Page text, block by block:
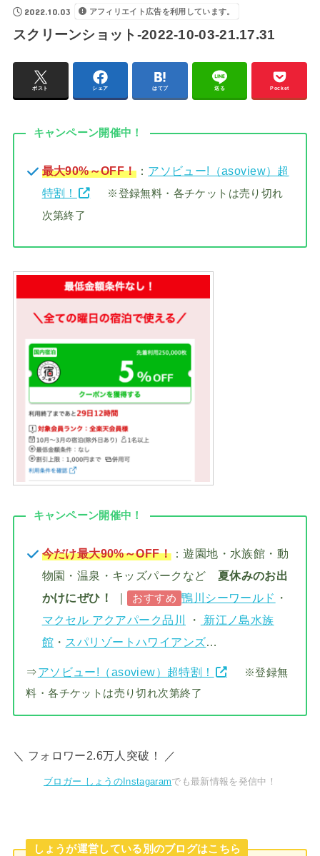
2022.10.03 アフィリエイト広告を利用しています。
スクリーンショット-2022-10-03-21.17.31
ポスト シェア はてブ 送る Pocket
キャンペーン開催中！
最大90%～OFF！： アソビュー!（asoview）超
特割！
※登録無料・各チケットは売り切れ
次第終了
キャンペーン開催中！
今だけ最大90%～OFF！：遊園地・水族館・動
物園・温泉・キッズパークなど 夏休みのお出
かけにぜひ！
｜ おすすめ 鴨川シーワールド ・
マクセル アクアパーク品川
・
新江ノ島水族
館 ・ スパリゾートハワイアンズ…
⇒アソビュー!（asoview）超特割！
※登録無
料・各チケットは売り切れ次第終了
＼ フォロワー2.6万人突破！ ／
ブロガー しょうのInstagaramでも最新情報を発信中！
しょうが運営している別のブログはこちら